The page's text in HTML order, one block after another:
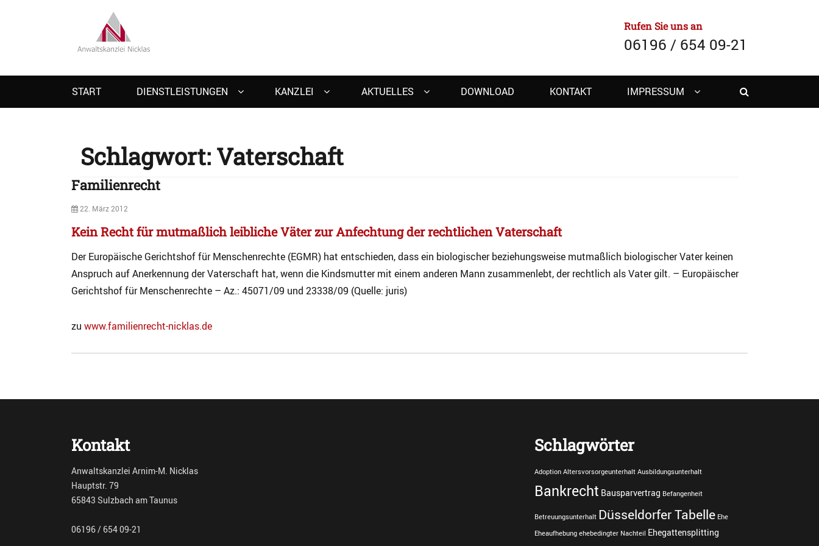
RECHTSANWALT NICKLAS Rufen Sie uns an
06196 / 654 09-21
Primary
menu
START DIENSTLEISTUNGEN KANZLEI AKTUELLES DOWNLOAD KONTAKT IMPRESSUM
Schlagwort: Vaterschaft
Familienrecht
Posted
22. März 2012
Kein Recht für mutmaßlich leibliche Väter zur Anfechtung der rechtlichen Vaterschaft
Der Europäische Gerichtshof für Menschenrechte (EGMR) hat entschieden, dass ein biologischer beziehungsweise mutmaßlich biologischer Vater keinen
Anspruch auf Anerkennung der Vaterschaft hat, wenn die Kindsmutter mit einem anderen Mann zusammenlebt, der rechtlich als Vater gilt. – Europäischer
Gerichtshof für Menschenrechte – Az.: 45071/09 und 23338/09 (Quelle: juris)
zu www.familienrecht-nicklas.de
i
F
a
i
i
Kontakt
Anwaltskanzlei Arnim-M. Nicklas
Hauptstr. 79
65843 Sulzbach am Taunus
06196 / 654 09-21
Schlagwörter
Adoption Altersvorsorgeunterhalt Ausbildungsunterhalt
Bankrecht Bausparvertrag Befangenheit
Betreuungsunterhalt Düsseldorfer Tabelle Ehe
Eheaufhebung ehebedingter Nachteil Ehegattensplitting